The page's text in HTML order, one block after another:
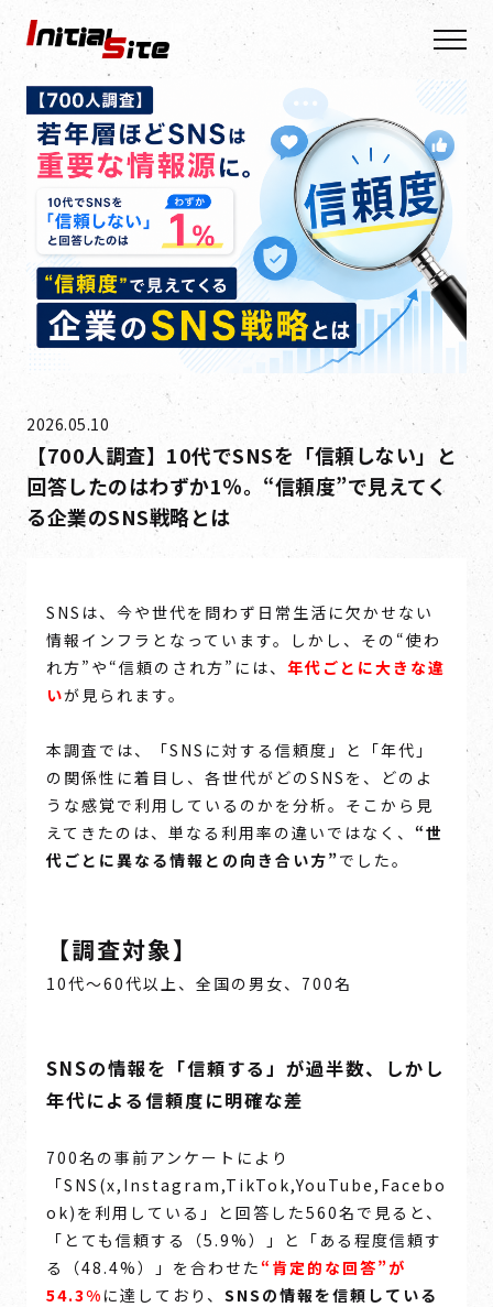
2026.05.10
【700人調査】10代でSNSを「信頼しない」と
回答したのはわずか1％。“信頼度”で見えてく
る企業のSNS戦略とは
SNSは、今や世代を問わず日常生活に欠かせない
情報インフラとなっています。しかし、その“使わ
れ方”や“信頼のされ方”には、 年代ごとに大きな違
いが見られます。
本調査では、「SNSに対する信頼度」と「年代」
の関係性に着目し、各世代がどのSNSを、どのよ
うな感覚で利用しているのかを分析。 そこから見
えてきたのは、単なる利用率の違いではなく、 “世
代ごとに異なる情報との向き合い方”でした。
【調査対象】
10代～60代以上、全国の男女、700名
SNSの情報を「信頼する」 が過半数、しかし
年代による信頼度に明確な差
700名の事前アンケートにより
「SNS(x,Instagram,TikTok,YouTube,Facebo
ok)を利用している」と回答した560名で見ると、
「とても信頼する（5.9%）」と「ある程度信頼す
る（48.4%）」を合わせた “肯定的な回答”が
54.3% に達しており、 SNSの情報を信頼している